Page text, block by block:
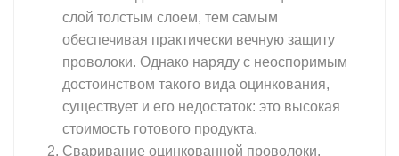
слой толстым слоем, тем самым
обеспечивая практически вечную защиту
проволоки. Однако наряду с неоспоримым
достоинством такого вида оцинкования,
существует и его недостаток: это высокая
стоимость готового продукта.
Сваривание оцинкованной проволоки.